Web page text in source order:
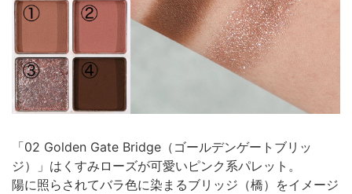
「02 Golden Gate Bridge（ゴールデンゲートブリッ
ジ）」はくすみローズが可愛いピンク系パレット。
陽に照らされてバラ色に染まるブリッジ（橋）をイメージ